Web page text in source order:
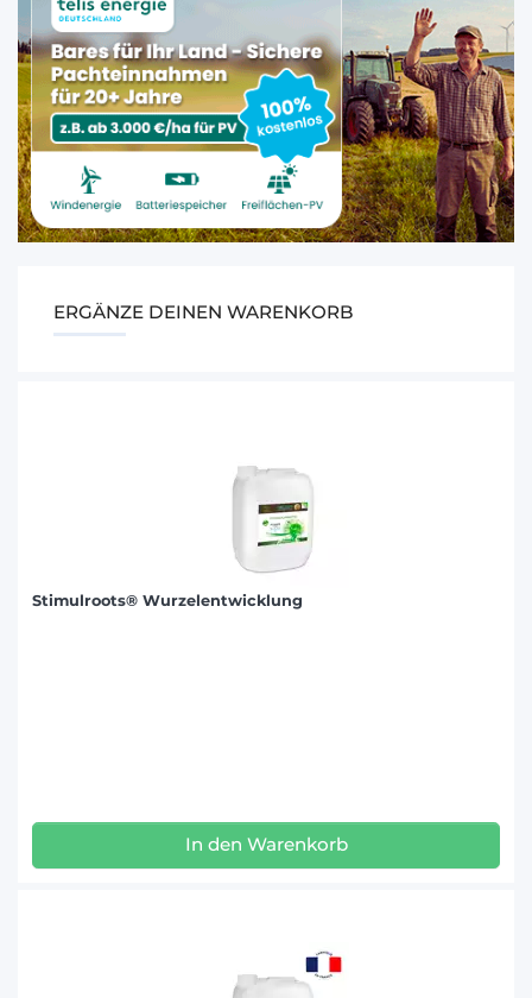
ERGÄNZE DEINEN WARENKORB
Stimulroots® Wurzelentwicklung
In den Warenkorb